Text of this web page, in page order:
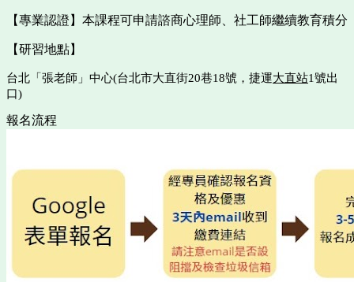
【專業認證】本課程可申請諮商心理師、社工師繼續教育積分
【研習地點】
台北「張老師」中心(台北市大直街20巷18號，捷運大直站1號出
口)
報名流程